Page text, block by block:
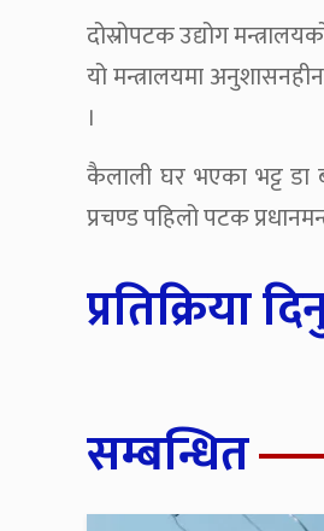
दोस्रोपटक उद्योग
यो मन्त्रालयमा
।
कैलाली घर भएका भट्ट डा
प्रचण्ड पहिलो पटक
प्रतिक्रिया
सम्बन्धित